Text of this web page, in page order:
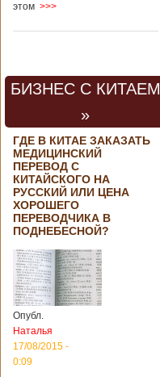
корпорации
Кладов
аэрокосмической
выставки Aero
Бангалоре в
Индии. Контракт
между Китаем и
Россией на
разработку,
Подробнее...
Опубликовано
21/02/2019 - 22:26
В Китае найден
древний
крупный
бирюзовый
рудник
Китайским
археологам
этом >>>
БИЗНЕС С КИТАЕМ
»
ГДЕ В КИТАЕ ЗАКАЗАТЬ
МЕДИЦИНСКИЙ
ПЕРЕВОД С
КИТАЙСКОГО НА
РУССКИЙ ИЛИ ЦЕНА
ХОРОШЕГО
ПЕРЕВОДЧИКА В
ПОДНЕБЕСНОЙ?
Опубл.
Наталья
17/08/2015 -
0:09